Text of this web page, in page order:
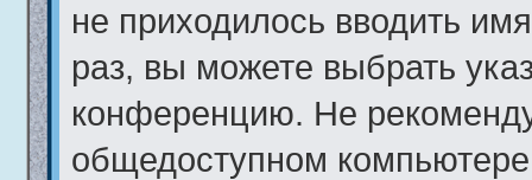
не приходилось вводить
раз, вы можете выбрать
конференцию. Не
общедоступном